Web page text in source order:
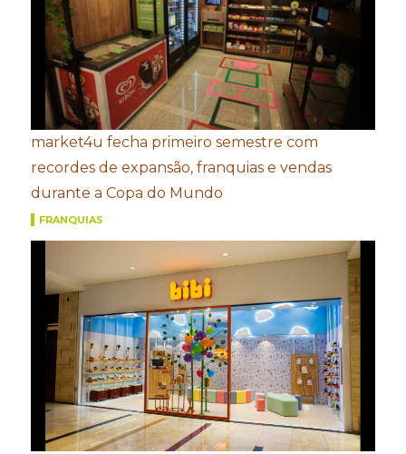
market4u fecha primeiro semestre com
recordes de expansão, franquias e vendas
durante a Copa do Mundo
FRANQUIAS